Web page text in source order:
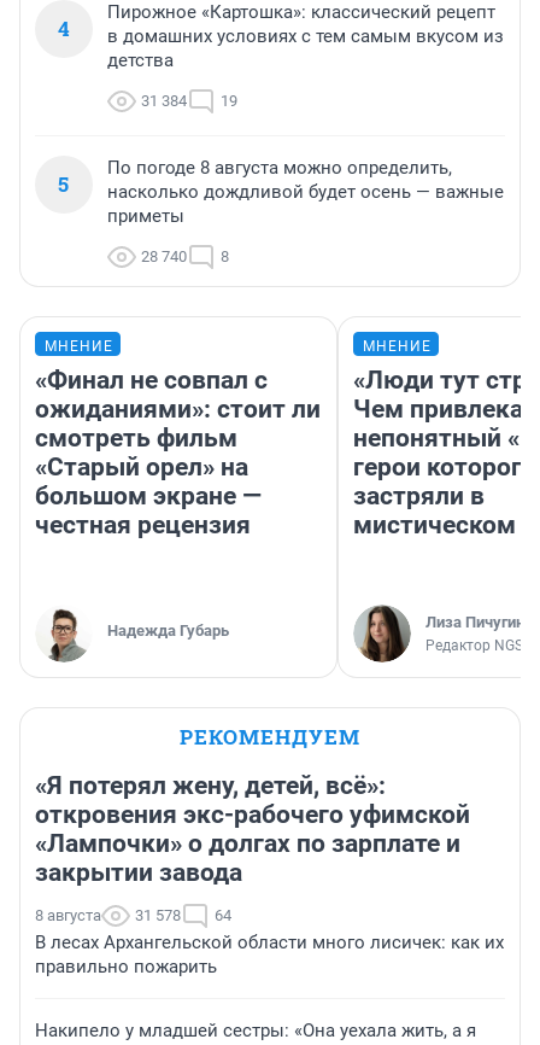
4
Пирожное «Картошка»: классический рецепт
в домашних условиях с тем самым вкусом из
детства
31 384 19
5
По погоде 8 августа можно определить,
насколько дождливой будет осень — важные
приметы
28 740 8
МНЕНИЕ
«Финал не совпал с
ожиданиями»: стоит ли
смотреть фильм
«Старый орел» на
большом экране —
честная рецензия
Надежда Губарь
МНЕНИЕ
«Люди тут
Чем
непонятный
герои которого
застряли в
мистическом
Лиза Пичугина
Редактор
РЕКОМЕНДУЕМ
«Я потерял жену, детей, всё»:
откровения экс-рабочего уфимской
«Лампочки» о долгах по зарплате и
закрытии завода
8 августа 31 578 64
В лесах Архангельской области много лисичек: как их
правильно пожарить
Накипело у младшей сестры: «Она уехала жить, а я